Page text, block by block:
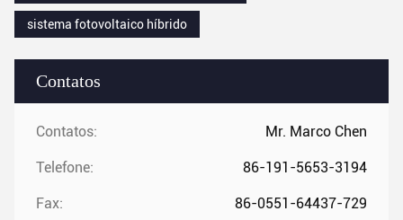
Contatos
Contatos: Mr. Marco Chen
Telefone: 86-191-5653-3194
Fax: 86-0551-64437-729
sistema fotovoltaico híbrido